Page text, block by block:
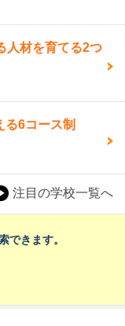
人材を育てる2つ
る6コース制
注目の学校一覧へ
できます。